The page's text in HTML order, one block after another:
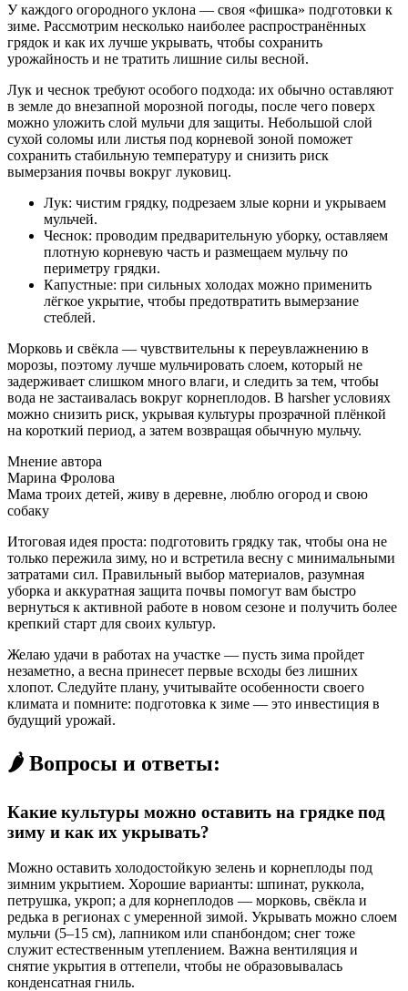
У каждого огородного уклона — своя «фишка» подготовки к
зиме. Рассмотрим несколько наиболее распространённых
грядок и как их лучше укрывать, чтобы сохранить
урожайность и не тратить лишние силы весной.
Лук и чеснок требуют особого подхода: их обычно оставляют
в земле до внезапной морозной погоды, после чего поверх
можно уложить слой мульчи для защиты. Небольшой слой
сухой соломы или листья под корневой зоной поможет
сохранить стабильную температуру и снизить риск
вымерзания почвы вокруг луковиц.
Лук: чистим грядку, подрезаем злые корни и укрываем
мульчей.
Чеснок: проводим предварительную уборку, оставляем
плотную корневую часть и размещаем мульчу по
периметру грядки.
Капустные: при сильных холодах можно применить
лёгкое укрытие, чтобы предотвратить вымерзание
стеблей.
Морковь и свёкла — чувствительны к переувлажнению в
морозы, поэтому лучше мульчировать слоем, который не
задерживает слишком много влаги, и следить за тем, чтобы
вода не застаивалась вокруг корнеплодов. В harsher условиях
можно снизить риск, укрывая культуры прозрачной плёнкой
на короткий период, а затем возвращая обычную мульчу.
Мнение автора
Марина Фролова
Мама троих детей, живу в деревне, люблю огород и свою
собаку
Итоговая идея проста: подготовить грядку так, чтобы она не
только пережила зиму, но и встретила весну с минимальными
затратами сил. Правильный выбор материалов, разумная
уборка и аккуратная защита почвы помогут вам быстро
вернуться к активной работе в новом сезоне и получить более
крепкий старт для своих культур.
Желаю удачи в работах на участке — пусть зима пройдет
незаметно, а весна принесет первые всходы без лишних
хлопот. Следуйте плану, учитывайте особенности своего
климата и помните: подготовка к зиме — это инвестиция в
будущий урожай.
🌶️ Вопросы и ответы:
Какие культуры можно оставить на грядке под
зиму и как их укрывать?
Можно оставить холодостойкую зелень и корнеплоды под
зимним укрытием. Хорошие варианты: шпинат, руккола,
петрушка, укроп; а для корнеплодов — морковь, свёкла и
редька в регионах с умеренной зимой. Укрывать можно слоем
мульчи (5–15 см), лапником или спанбондом; снег тоже
служит естественным утеплением. Важна вентиляция и
снятие укрытия в оттепели, чтобы не образовывалась
конденсатная гниль.